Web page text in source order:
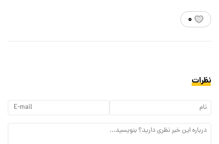
۰
نظرات